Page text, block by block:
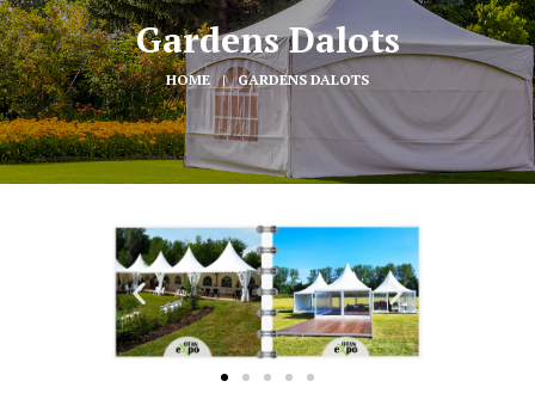
Gardens Dalots
HOME GARDENS DALOTS